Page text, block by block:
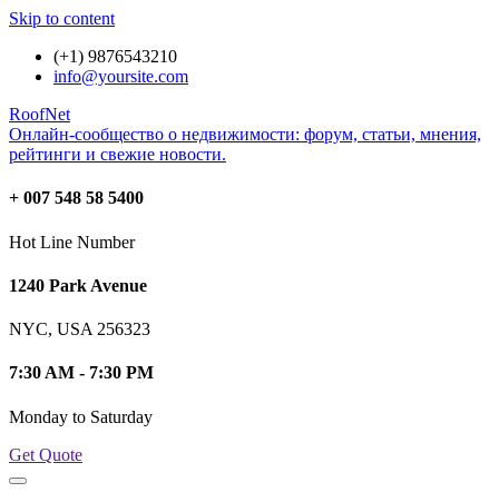
Skip to content
(+1) 9876543210
info@yoursite.com
RoofNet
Онлайн-сообщество о недвижимости: форум, статьи, мнения,
рейтинги и свежие новости.
+ 007 548 58 5400
Hot Line Number
1240 Park Avenue
NYC, USA 256323
7:30 AM - 7:30 PM
Monday to Saturday
Get Quote